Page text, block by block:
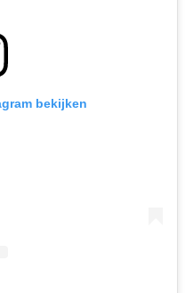
bekijken